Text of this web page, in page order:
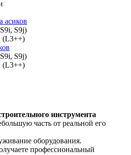
асиков
S9j)
(L3++)
S9j)
(L3++)
инструмента
часть от реальной его
оборудования.
профессиональный